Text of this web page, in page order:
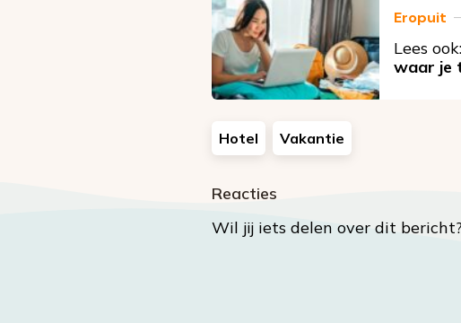
Eropuit
Lees ook:
waar je
Hotel Vakantie
Reacties
Wil jij iets delen over dit